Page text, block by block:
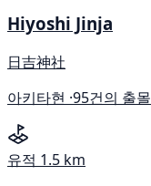
Hiyoshi Jinja
日吉神社
아키타현 ·95건의 출몰
유적 1.5 km